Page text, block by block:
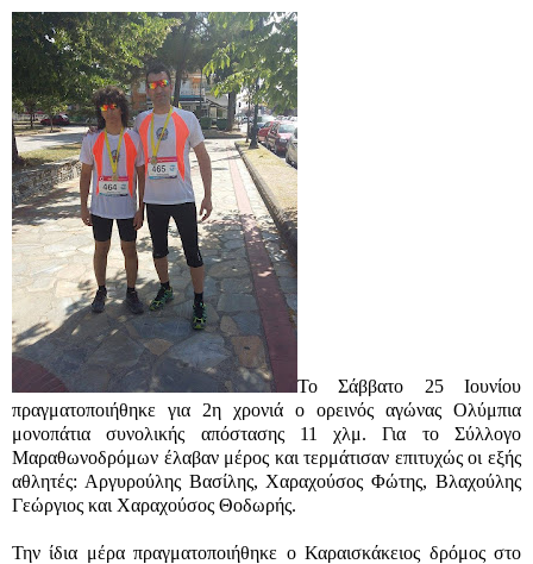
Το Σάββατο 25 Ιουνίου
πραγματοποιήθηκε για 2η χρονιά ο ορεινός αγώνας Ολύμπια
μονοπάτια συνολικής απόστασης 11 χλμ. Για το Σύλλογο
Μαραθωνοδρόμων έλαβαν μέρος και τερμάτισαν επιτυχώς οι εξής
αθλητές: Αργυρούλης Βασίλης, Χαραχούσος Φώτης, Βλαχούλης
Γεώργιος και Χαραχούσος Θοδωρής.
Την ίδια μέρα πραγματοποιήθηκε ο Καραισκάκειος δρόμος στο